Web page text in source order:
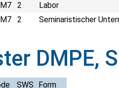
2
Labor
2 Seminaristischer
DMPE,
SWS Form